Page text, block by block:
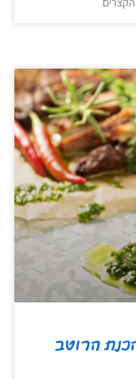
הרוטב